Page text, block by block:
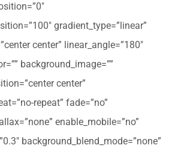
gradient_type=”linear”
center” linear_angle=”180″
background_image=””
center”
repeat” fade=”no”
enable_mobile=”no”
background_blend_mode=”none”